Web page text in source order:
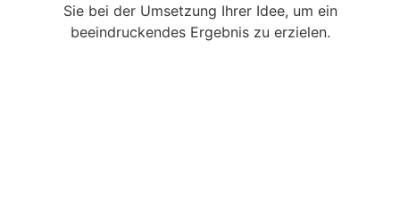
Sie bei der Umsetzung Ihrer Idee, um ein
beeindruckendes Ergebnis zu erzielen.